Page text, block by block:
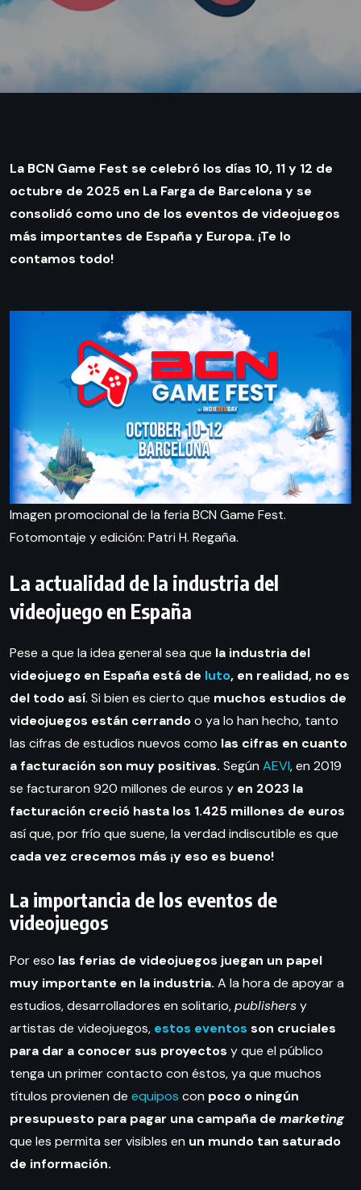
La BCN Game Fest se celebró los días 10, 11 y 12 de
octubre de 2025 en La Farga de Barcelona y se
consolidó como uno de los eventos de videojuegos
más importantes de España y Europa. ¡Te lo
contamos todo!
Imagen promocional de la feria BCN Game Fest.
Fotomontaje y edición: Patri H. Regaña.
La actualidad de la industria del
videojuego en España
Pese a que la idea general sea que la industria del
videojuego en España está de luto, en realidad, no es
del todo así. Si bien es cierto que muchos estudios de
videojuegos están cerrandoo ya lo han hecho, tanto
las cifras de estudios nuevos como las cifras en cuanto
a facturación son muy positivas. Según AEVI, en 2019
se facturaron 920 millones de euros y en 2023 la
facturación creció hasta los 1.425 millones de euros
así que, por frío que suene, la verdad indiscutible es que
cada vez crecemos más ¡y eso es bueno!
La importancia de los eventos de
videojuegos
Por eso las ferias de videojuegos juegan un papel
muy importante en la industria. A la hora de apoyar a
estudios, desarrolladores en solitario,publishersy
artistas de videojuegos, estos eventos son cruciales
para dar a conocer sus proyectos y que el público
tenga un primer contacto con éstos, ya que muchos
títulos provienen de equipos con poco o ningún
presupuesto para pagar una campaña de marketing
que les permita ser visibles en un mundo tan saturado
de información.